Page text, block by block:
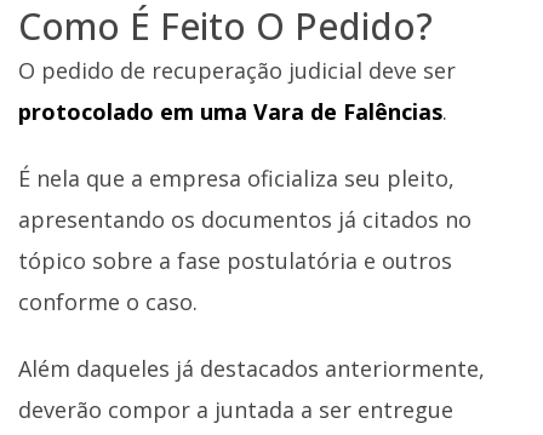
Como É Feito O Pedido?
O pedido de recuperação judicial deve ser
protocolado em uma Vara de Falências.
É nela que a empresa oficializa seu pleito,
apresentando os documentos já citados no
tópico sobre a fase postulatória e outros
conforme o caso.
Além daqueles já destacados anteriormente,
deverão compor a juntada a ser entregue